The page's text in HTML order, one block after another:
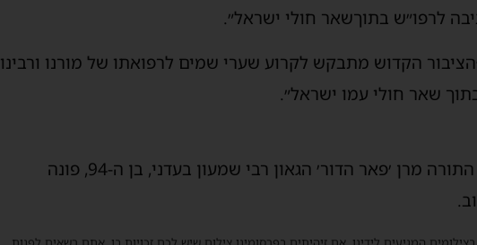
לרפו״ש בתוךשאר חולי ישראל״.
הקדוש מתבקש לקרוע שערי שמים לרפואתו של מורנו ורבינו
שאר חולי עמו ישראל״.
התורה מרן ׳פאר הדור׳ הגאון רבי שמעון בעדני, בן ה-94,
פונה
.